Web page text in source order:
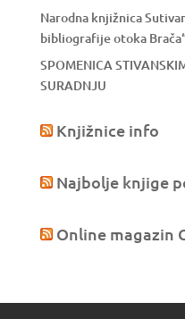
Narodna knjižnica
bibliografije otoka
SPOMENICA
SURADNJU
Knjižnice info
Najbolje knjige
Online magazin